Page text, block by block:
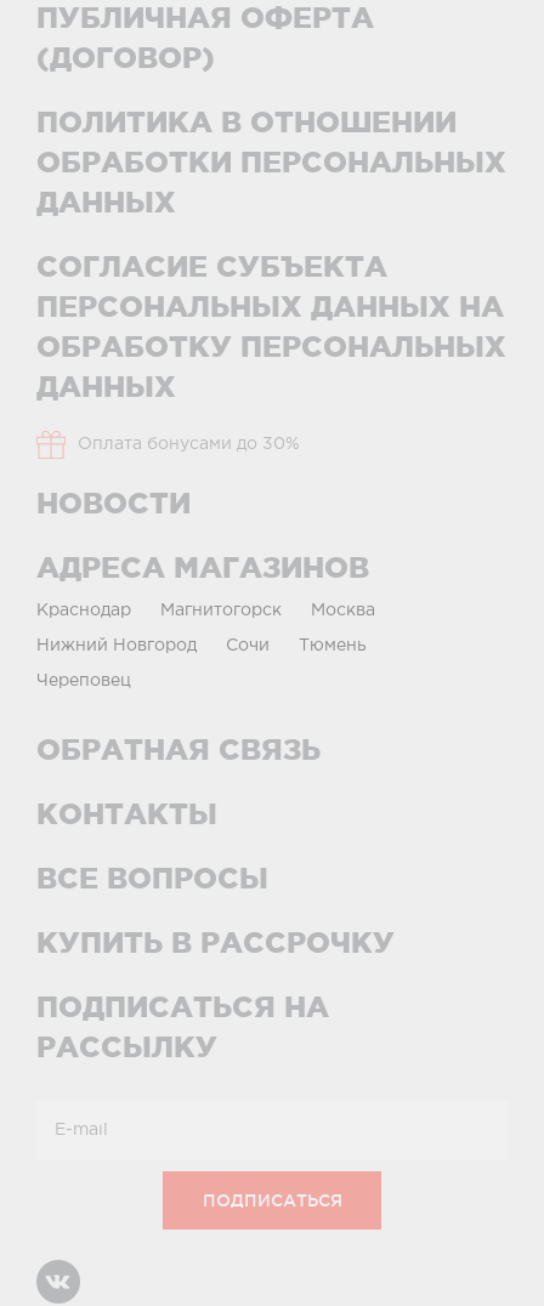
ПУБЛИЧНАЯ ОФЕРТА
(ДОГОВОР)
ПОЛИТИКА В ОТНОШЕНИИ
ОБРАБОТКИ ПЕРСОНАЛЬНЫХ
ДАННЫХ
СОГЛАСИЕ СУБЪЕКТА
ПЕРСОНАЛЬНЫХ ДАННЫХ НА
ОБРАБОТКУ ПЕРСОНАЛЬНЫХ
ДАННЫХ
Оплата бонусами до 30%
НОВОСТИ
АДРЕСА МАГАЗИНОВ
Краснодар Магнитогорск Москва
Нижний Новгород Сочи Тюмень
Череповец
ОБРАТНАЯ СВЯЗЬ
КОНТАКТЫ
ВСЕ ВОПРОСЫ
КУПИТЬ В РАССРОЧКУ
ПОДПИСАТЬСЯ НА
РАССЫЛКУ